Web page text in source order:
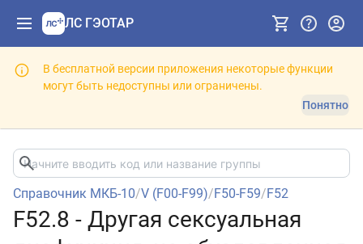
ЛС ГЭОТАР
В бесплатной версии приложения некоторые функции
могут быть недоступны или ограничены.
Понятно
Справочник МКБ-10/V (F00-F99)/F50-F59/F52
F52.8 - Другая сексуальная